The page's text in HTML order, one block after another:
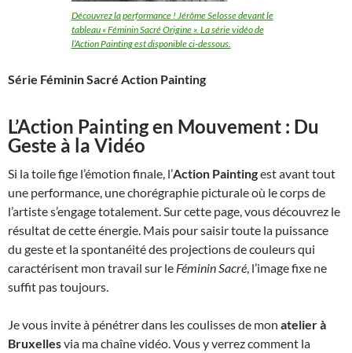
Découvrez la performance ! Jérôme Selosse devant le
tableau « Féminin Sacré Origine ». La série vidéo de
l’Action Painting est disponible ci-dessous.
Série Féminin Sacré Action Painting
L’Action Painting en Mouvement : Du
Geste à la Vidéo
Si la toile fige l’émotion finale, l’Action Paintingest avant tout
une performance, une chorégraphie picturale où le corps de
l’artiste s’engage totalement. Sur cette page, vous découvrez le
résultat de cette énergie. Mais pour saisir toute la puissance
du geste et la spontanéité des projections de couleurs qui
caractérisent mon travail sur le Féminin Sacré , l’image fixe ne
suffit pas toujours.
Je vous invite à pénétrer dans les coulisses de mon atelier à
Bruxellesvia ma chaîne vidéo. Vous y verrez comment la